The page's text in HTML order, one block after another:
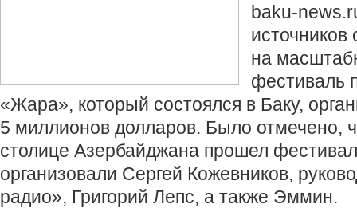
baku-
источников
на
фестиваль
«Жара», который состоялся в Баку,
5 миллионов долларов. Было отмечено,
столице Азербайджана прошел
организовали Сергей Кожевников,
радио», Григорий Лепс, а также Эммин.